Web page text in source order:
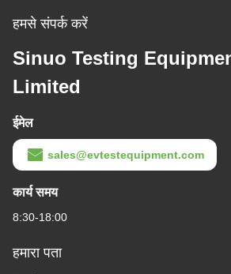
हमसे संपर्क करें
Sinuo Testing
Limited
ईमेल
sales@evtestequipment.com
कार्य समय
8:30-18:00
हमारा पता